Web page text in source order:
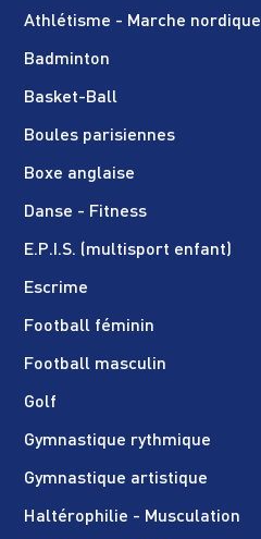
Athlétisme - Marche nordique
Badminton
Basket-Ball
Boules parisiennes
Boxe anglaise
Danse - Fitness
E.P.I.S. (multisport enfant)
Escrime
Football féminin
Football masculin
Golf
Gymnastique rythmique
Gymnastique artistique
Haltérophilie - Musculation